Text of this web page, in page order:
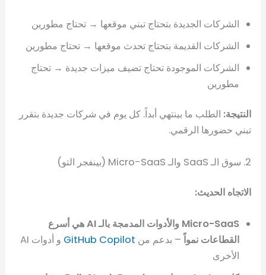
الشركات الجديدة بتحتاج تبني موقعها → تحتاج مطورين
الشركات القديمة بتحتاج تحدث موقعها → تحتاج مطورين
الشركات الموجودة تحتاج تضيف ميزات جديدة → تحتاج
مطورين
النتيجة: الطلب ما بينتهي أبداً. كل يوم في شركات جديدة بتقرر
تبني حضورها الرقمي.
2. سوق الـ SaaS والـ Micro-SaaS (بينفجر التو)
الاتجاه الحديث:
Micro-SaaS والأدوات المدمجة بالـ AI هي أسرع
القطاعات نمواً – بدعم من GitHub Copilot
و أدوات AI
الأخرى